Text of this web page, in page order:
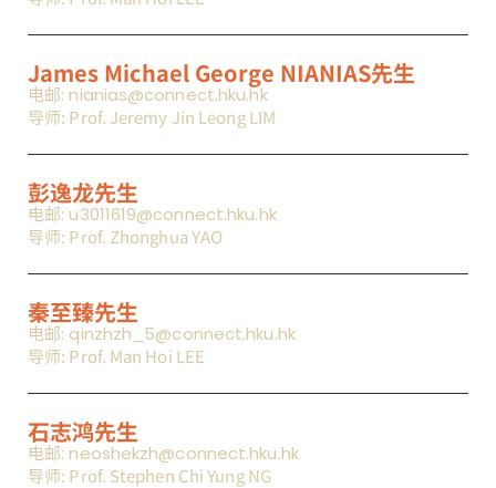
James Michael George NIANIAS先生
电邮: nianias@connect.hku.hk
导师: Prof. Jeremy Jin Leong LIM
彭逸龙先生
电邮: u3011619@connect.hku.hk
导师: Prof. Zhonghua YAO
秦至臻先生
电邮: qinzhzh_5@connect.hku.hk
导师: Prof. Man Hoi LEE
石志鸿先生
电邮: neoshekzh@connect.hku.hk
导师: Prof. Stephen Chi Yung NG